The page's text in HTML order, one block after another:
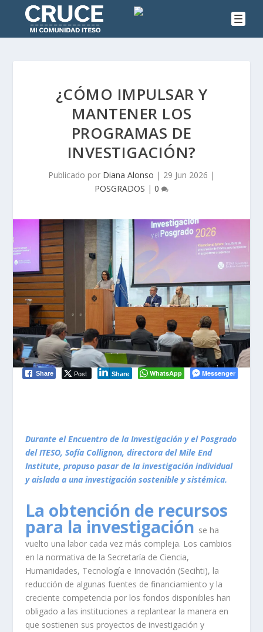
¿CÓMO IMPULSAR Y
MANTENER LOS
PROGRAMAS DE
INVESTIGACIÓN?
Publicado por Diana Alonso | 29 Jun 2026 |
POSGRADOS | 0
Share Post Share WhatsApp Messenger
Durante el Encuentro de la Investigación y el Posgrado
del ITESO, Sofía Collignon, directora del Mile End
Institute, propuso pasar de la investigación individual
y aislada a una investigación sostenible y sistémica.
La obtención de recursos
para la investigación se ha
vuelto una labor cada vez más compleja. Los cambios
en la normativa de la Secretaría de Ciencia,
Humanidades, Tecnología e Innovación (Secihti), la
reducción de algunas fuentes de financiamiento y la
creciente competencia por los fondos disponibles han
obligado a las instituciones a replantear la manera en
que sostienen sus proyectos de investigación y